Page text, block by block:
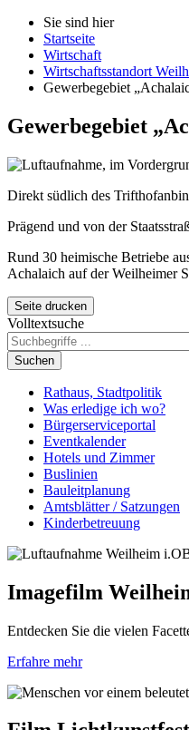
Sie sind hier
Startseite
Wirtschaft
Wirtschaftsstandort
Gewerbegebiet
Gewerbegebiet
Direkt südlich des
Prägend und von der
Rund 30 heimische Betriebe
Achalaich auf der Weilheimer
Seite drucken
Volltextsuche
Suchen
Rathaus, Stadtpolitik
Was erledige ich wo?
Bürgerserviceportal
Eventkalender
Hotels und Zimmer
Buslinien
Bauleitplanung
Amtsblätter / Satzungen
Kinderbetreuung
Imagefilm
Entdecken Sie die vielen
Erfahre mehr